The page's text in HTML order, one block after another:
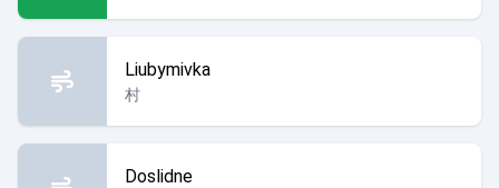
Liubymivka
村
Doslidne